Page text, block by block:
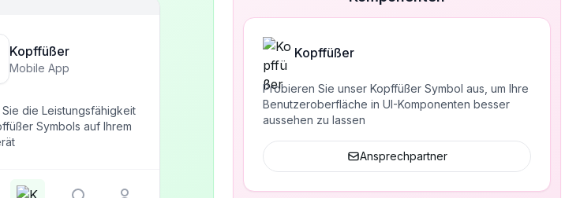
Kopffüßer
Mobile App
die Leistungsfähigkeit
Symbols auf Ihrem
Kopffüßer
Probieren Sie unser Kopffüßer Symbol aus, um Ihre
Benutzeroberfläche in UI-Komponenten besser
aussehen zu lassen
Ansprechpartner